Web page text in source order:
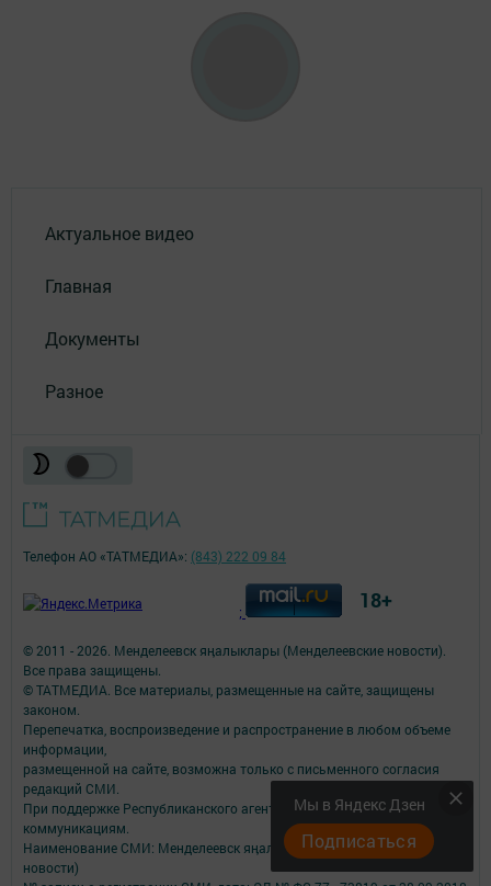
Актуальное видео
Главная
Документы
Разное
Мы в Яндекс Дзен
Подписаться
© 2011 - 2026. Менделеевск яӊалыклары (Менделеевские новости).
Все права защищены.
© ТАТМЕДИА. Все материалы, размещенные на сайте, защищены
законом.
Перепечатка, воспроизведение и распространение в любом объеме
информации,
размещенной на сайте, возможна только с письменного согласия
редакций СМИ.
При поддержке Республиканского агентства по печати и массовым
коммуникациям.
Наименование СМИ: Менделеевск яӊалыклары (Менделеевские
новости)
Телефон АО «ТАТМЕДИА»: (843) 222 09 84
; 18+